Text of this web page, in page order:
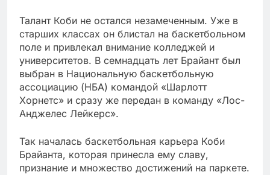
Талант Коби не остался незамеченным. Уже в
старших классах он блистал на баскетбольном
поле и привлекал внимание колледжей и
университетов. В семнадцать лет Брайант был
выбран в Национальную баскетбольную
ассоциацию (НБА) командой «Шарлотт
Хорнетс» и сразу же передан в команду «Лос-
Анджелес Лейкерс».
Так началась баскетбольная карьера Коби
Брайанта, которая принесла ему славу,
признание и множество достижений на паркете.